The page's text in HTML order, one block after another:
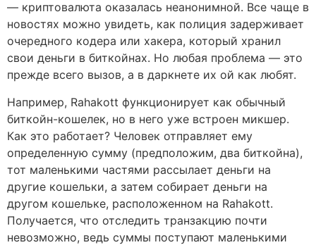
— криптовалюта оказалась неанонимной. Все чаще в
новостях можно увидеть, как полиция задерживает
очередного кодера или хакера, который хранил
свои деньги в биткойнах. Но любая проблема — это
прежде всего вызов, а в даркнете их ой как любят.
Например, Rahakott функционирует как обычный
биткойн-кошелек, но в него уже встроен микшер.
Как это работает? Человек отправляет ему
определенную сумму (предположим, два биткойна),
тот маленькими частями рассылает деньги на
другие кошельки, а затем собирает деньги на
другом кошельке, расположенном на Rahakott.
Получается, что отследить транзакцию почти
невозможно, ведь суммы поступают маленькими